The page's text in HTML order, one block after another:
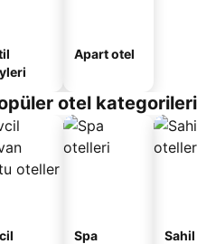
Apart otel
otel kategorileri
Spa
Sahil